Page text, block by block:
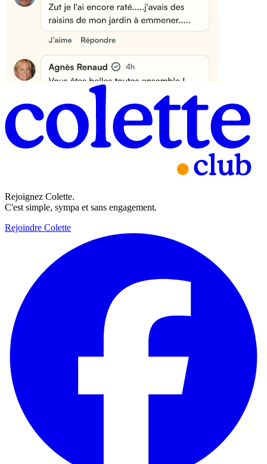
Rejoignez Colette.
C'est simple, sympa et sans engagement.
Rejoindre Colette